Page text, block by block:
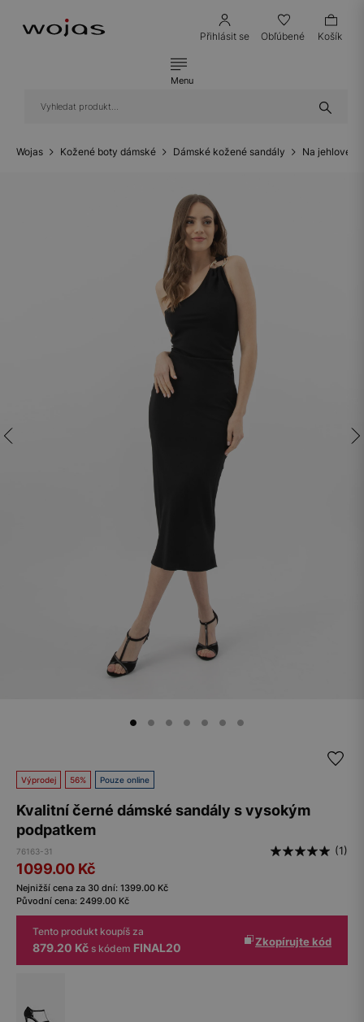
Přihlásit se Obľúbené Košík
Menu
Wojas Kožené boty dámské Dámské kožené sandály Na jehlovém
Výprodej 56% Pouze online
Kvalitní černé dámské sandály s vysokým
podpatkem
76163-31 (1)
1099.00 Kč
Nejnižší cena za 30 dní: 1399.00 Kč
Původní cena: 2499.00 Kč
Tento produkt koupíš za
879.20 Kč s kódem FINAL20 Zkopírujte kód